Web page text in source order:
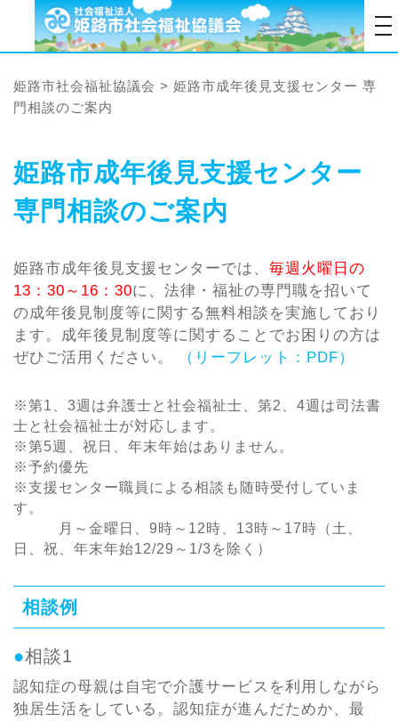
姫路市社会福祉協議会 >姫路市成年後見支援センター 専
門相談のご案内
姫路市成年後見支援センター
専門相談のご案内
姫路市成年後見支援センターでは、毎週火曜日の
13：30～16：30に、法律・福祉の専門職を招いて
の成年後見制度等に関する無料相談を実施しており
ます。成年後見制度等に関することでお困りの方は
ぜひご活用ください。
（リーフレット：PDF）
※第1、3週は弁護士と社会福祉士、第2、4週は司法書
士と社会福祉士が対応します。
※第5週、祝日、年末年始はありません。
※予約優先
※支援センター職員による相談も随時受付していま
す。
月～金曜日、9時～12時、13時～17時（土、
日、祝、年末年始12/29～1/3を除く）
相談例
●相談1
認知症の母親は自宅で介護サービスを利用しながら
独居生活をしている。認知症が進んだためか、最